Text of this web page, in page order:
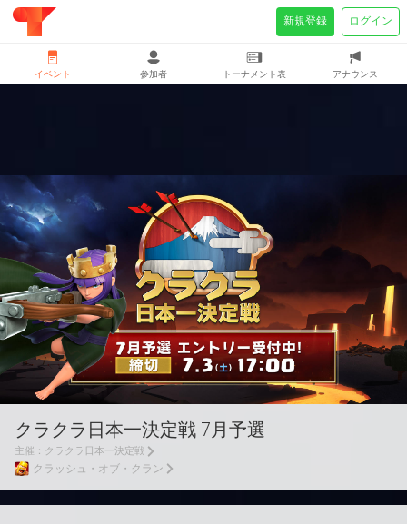
クラクラ日本一決定戦 7月予選
主催： クラクラ日本一決定戦
クラッシュ・オブ・クラン
イベント 参加者 トーナメント表 アナウンス
新規登録 ログイン